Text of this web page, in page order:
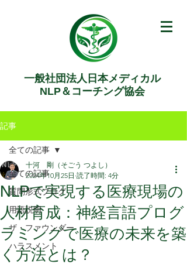
一般社団法人日本メディカル
NLP＆コーチング協会
記事
全ての記事
質問形式ブログ
用語説明
ザ・ファウンダー
ハラスメント
全ての記事
NLPで実現する医療現場の
人材育成：神経言語プログ
ラミングで医療の未来を築
く方法とは？
十河 剛（そごう つよし）
2024年10月25日 読了時間: 4分